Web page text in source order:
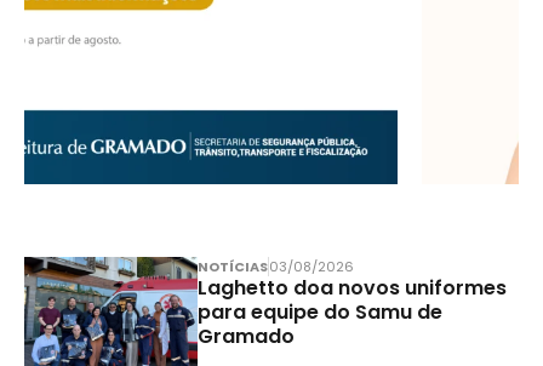
NOTÍCIAS03/08/2026
Laghetto doa novos uniformes
para equipe do Samu de
Gramado